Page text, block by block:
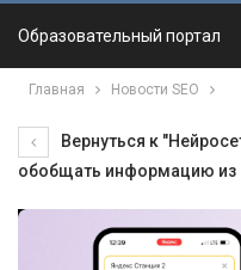
Образовательный портал
Главная Новости SEO
Вернуться к
обобщать информацию из